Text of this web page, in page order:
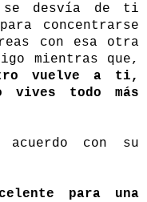
se desvía de ti
concentrarse
con esa otra
mientras que,
vuelve a ti,
todo más
con su
para una